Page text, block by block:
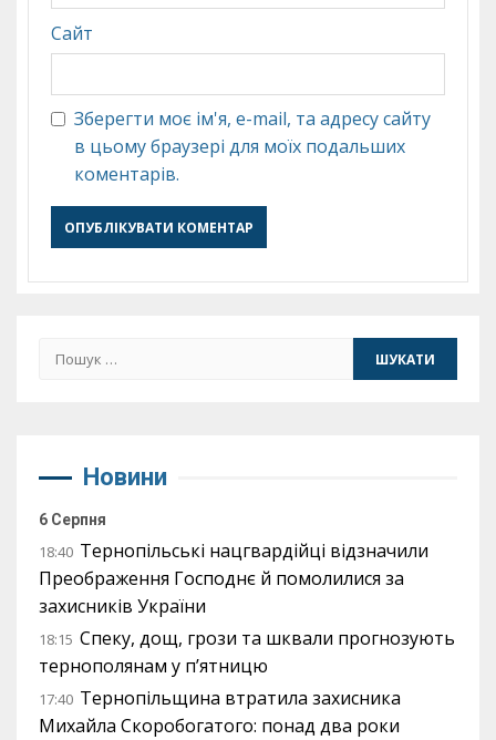
Сайт
Зберегти моє ім'я, e-mail, та адресу сайту
в цьому браузері для моїх подальших
коментарів.
Пошук:
Новини
6 Серпня
18:40 Тернопільські нацгвардійці відзначили
Преображення Господнє й помолилися за
захисників України
18:15 Спеку, дощ, грози та шквали прогнозують
тернополянам у п’ятницю
17:40 Тернопільщина втратила захисника
Михайла Скоробогатого: понад два роки